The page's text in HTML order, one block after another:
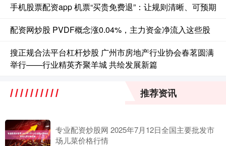
手机股票配资app 机票“买贵免费退”：让规则清晰、可预期
配资网炒股 PVDF概念涨0.04%，主力资金净流入这些股
搜正规合法平台杠杆炒股 广州市房地产行业协会春茗圆满
举行——行业精英齐聚羊城 共绘发展新篇
推荐资讯
专业配资炒股网 2025年7月12日全国主要批发市
场儿菜价格行情